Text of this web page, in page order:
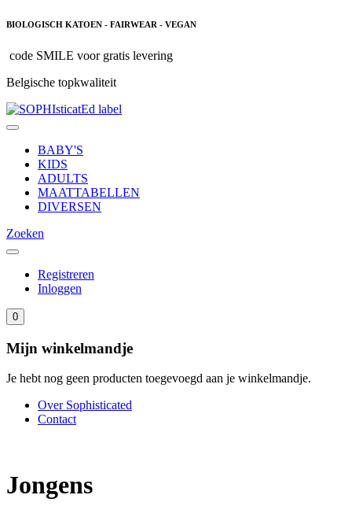
BIOLOGISCH KATOEN - FAIRWEAR - VEGAN
code SMILE voor gratis levering
Belgische topkwaliteit
BABY'S
KIDS
ADULTS
MAATTABELLEN
DIVERSEN
Zoeken
Registreren
Inloggen
0
Mijn winkelmandje
Je hebt nog geen producten toegevoegd aan je winkelmandje.
Over Sophisticated
Contact
Jongens